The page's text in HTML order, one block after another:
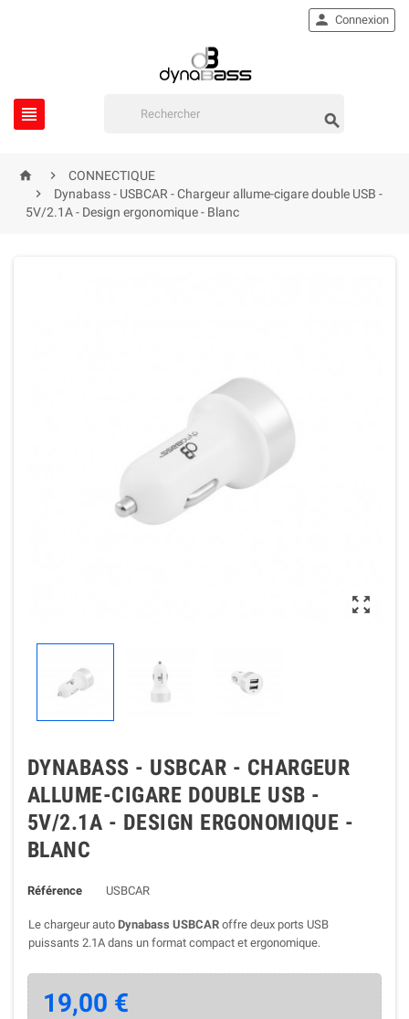
 
 Connexion
 
CONNECTIQUE

Dynabass - USBCAR - Chargeur allume-cigare double USB -
5V/2.1A - Design ergonomique - Blanc

DYNABASS - USBCAR - CHARGEUR
ALLUME-CIGARE DOUBLE USB -
5V/2.1A - DESIGN ERGONOMIQUE -
BLANC
Référence USBCAR
Le chargeur auto Dynabass USBCAR offre deux ports USB
puissants 2.1A dans un format compact et ergonomique.
19,00 €